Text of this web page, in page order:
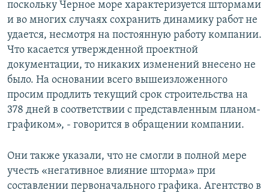
поскольку Черное море характеризуется штормами
и во многих случаях сохранить динамику работ не
удается, несмотря на постоянную работу компании.
Что касается утвержденной проектной
документации, то никаких изменений внесено не
было. На основании всего вышеизложенного
просим продлить текущий срок строительства на
378 дней в соответствии с представленным планом-
графиком», - говорится в обращении компании.
Они также указали, что не смогли в полной мере
учесть «негативное влияние шторма» при
составлении первоначального графика. Агентство в